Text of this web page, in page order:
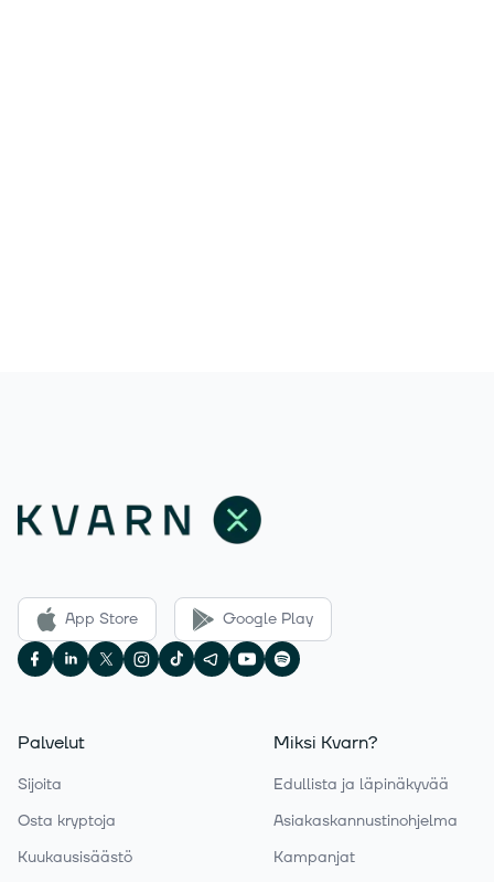
App Store Google Play
Palvelut
Sijoita
Osta kryptoja
Kuukausisäästö
Miksi Kvarn?
Edullista ja läpinäkyvää
Asiakaskannustinohjelma
Kampanjat